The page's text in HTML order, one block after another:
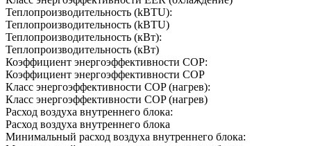
Теплопроизводительность (kBTU):
Теплопроизводительность (kBTU)
Теплопроизводительность (кВт):
Теплопроизводительность (кВт)
Коэффициент энергоэффективности COP:
Коэффициент энергоэффективности COP
Класс энергоэффективности COP (нагрев):
Класс энергоэффективности COP (нагрев)
Расход воздуха внутреннего блока:
Расход воздуха внутреннего блока
Минимальный расход воздуха внутреннего блока: